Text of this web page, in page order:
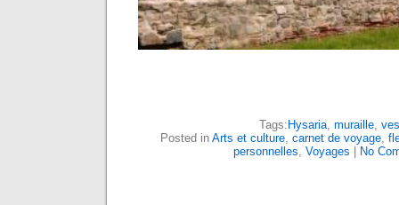
Tags: Hysaria, muraille,
Posted in Arts et culture, carnet de voyage,
personnelles, Voyages No